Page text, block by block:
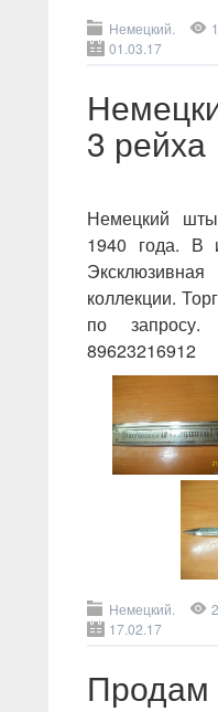
Немецкий.
01.03.17
3 рейха
Немецкий
1940 года. В
коллекции.
по
89623216912
Немецкий.
17.02.17